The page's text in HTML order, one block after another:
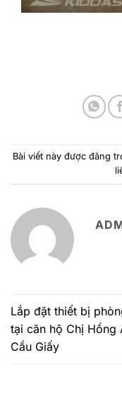
Bài viết này được đăng
Lắp đặt thiết bị
tại căn hộ Chị Hồng
Cầu Giấy